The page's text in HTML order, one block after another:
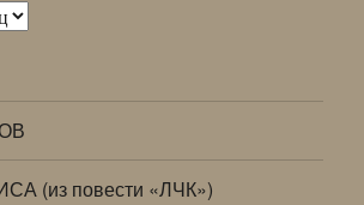
(из повести «ЛЧК»)